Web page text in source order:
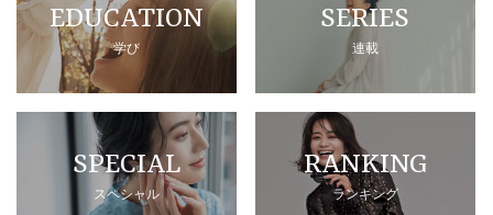
EDUCATION
学び
SERIES
連載
SPECIAL
スペシャル
RANKING
ランキング